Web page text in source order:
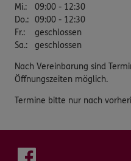
Mi.:
09:00 - 12:30
Do.: 09:00 - 12:30
Fr.:
geschlossen
Sa.: geschlossen
Nach Vereinbarung sind
Öffnungszeiten möglich.
Termine bitte nur nach